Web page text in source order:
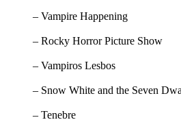
– Vampire Happening
– Rocky Horror Picture Show
– Vampiros Lesbos
– Snow White and the Seven
– Tenebre